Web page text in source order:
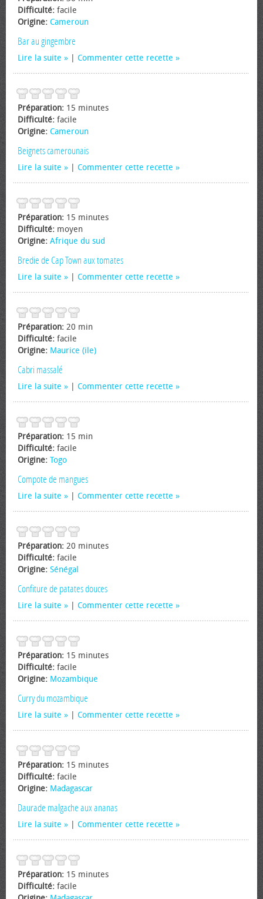
Difficulté: facile
Origine: Cameroun
Bar au gingembre
Lire la suite Commenter cette recette
Préparation: 15 minutes
Difficulté: facile
Origine: Cameroun
Beignets camerounais
Lire la suite Commenter cette recette
Préparation: 15 minutes
Difficulté: moyen
Origine: Afrique du sud
Bredie de Cap Town aux tomates
Lire la suite Commenter cette recette
Préparation: 20 min
Difficulté: facile
Origine: Maurice (ile)
Cabri massalé
Lire la suite Commenter cette recette
Préparation: 15 min
Difficulté: facile
Origine: Togo
Compote de mangues
Lire la suite Commenter cette recette
Préparation: 20 minutes
Difficulté: facile
Origine: Sénégal
Confiture de patates douces
Lire la suite Commenter cette recette
Préparation: 15 minutes
Difficulté: facile
Origine: Mozambique
Curry du mozambique
Lire la suite Commenter cette recette
Préparation: 15 minutes
Difficulté: facile
Origine: Madagascar
Daurade malgache aux ananas
Lire la suite Commenter cette recette
Préparation: 15 minutes
Difficulté: facile